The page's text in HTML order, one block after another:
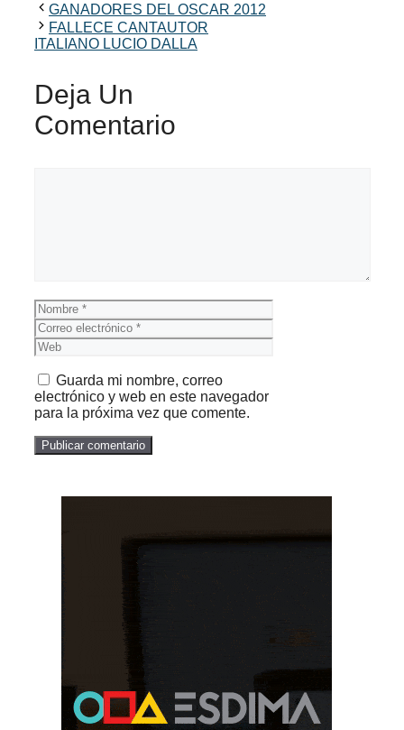
GANADORES DEL OSCAR 2012
FALLECE CANTAUTOR
ITALIANO LUCIO DALLA
Deja Un
Comentario
Nombre
Correo
electrónico
Web
Guarda mi nombre, correo
electrónico y web en este navegador
para la próxima vez que comente.